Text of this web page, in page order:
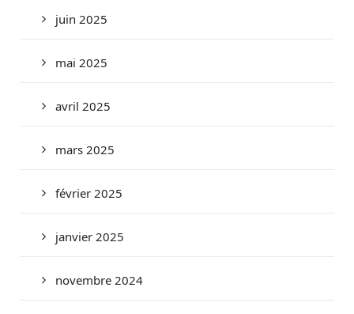
juin 2025
mai 2025
avril 2025
mars 2025
février 2025
janvier 2025
novembre 2024